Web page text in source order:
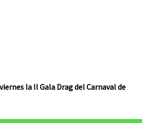
la II Gala Drag del Carnaval de